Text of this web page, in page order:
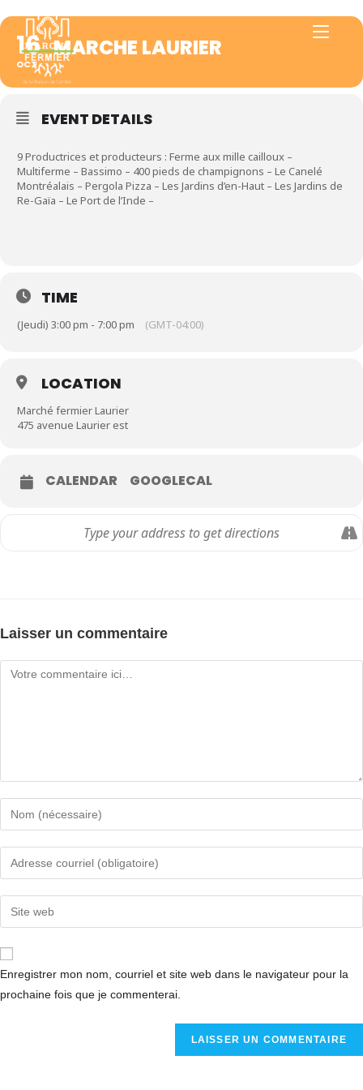
16
OCT
MARCHE LAURIER
EVENT DETAILS
9 Productrices et producteurs : Ferme aux mille cailloux –
Multiferme – Bassimo – 400 pieds de champignons – Le Canelé
Montréalais – Pergola Pizza – Les Jardins d’en-Haut – Les Jardins de
Re-Gaïa – Le Port de l’Inde –
TIME
(Jeudi) 3:00 pm - 7:00 pm (GMT-04:00)
LOCATION
Marché fermier Laurier
475 avenue Laurier est
CALENDAR GOOGLECAL
Laisser un commentaire
Enregistrer mon nom, courriel et site web dans le navigateur pour la
prochaine fois que je commenterai.